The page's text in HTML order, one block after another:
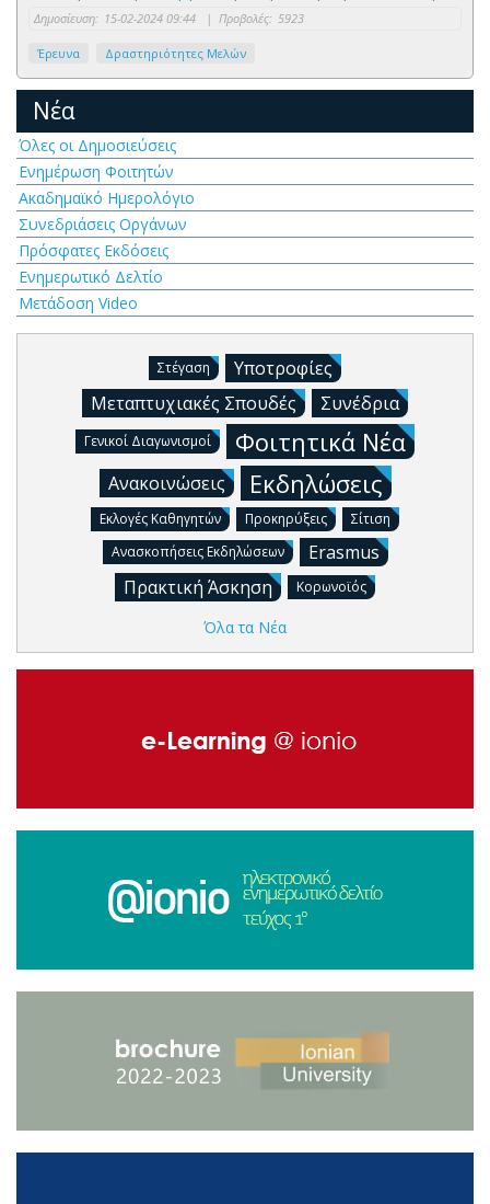
Δημοσίευση: 15-02-2024 09:44 | Προβολές: 5923
Έρευνα Δραστηριότητες Μελών
Νέα
Όλες οι Δημοσιεύσεις
Ενημέρωση Φοιτητών
Ακαδημαϊκό Ημερολόγιο
Συνεδριάσεις Οργάνων
Πρόσφατες Εκδόσεις
Ενημερωτικό Δελτίο
Μετάδοση Video
Στέγαση
Υποτροφίες
Μεταπτυχιακές Σπουδές
Συνέδρια
Γενικοί Διαγωνισμοί Φοιτητικά Νέα
Ανακοινώσεις Εκδηλώσεις
Εκλογές Καθηγητών Προκηρύξεις
Σίτιση
Ανασκοπήσεις Εκδηλώσεων
Erasmus
Πρακτική Άσκηση
Κορωνοϊός
Όλα τα Νέα